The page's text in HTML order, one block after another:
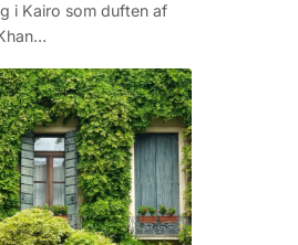
i Kairo som duf­ten af